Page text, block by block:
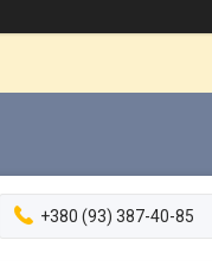
+380 (93) 387-40-85